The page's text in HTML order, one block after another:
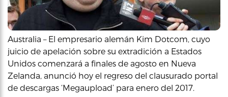
Australia – El empresario alemán Kim Dotcom, cuyo
juicio de apelación sobre su extradición a Estados
Unidos comenzará a finales de agosto en Nueva
Zelanda, anunció hoy el regreso del clausurado portal
de descargas ‘Megaupload’ para enero del 2017.